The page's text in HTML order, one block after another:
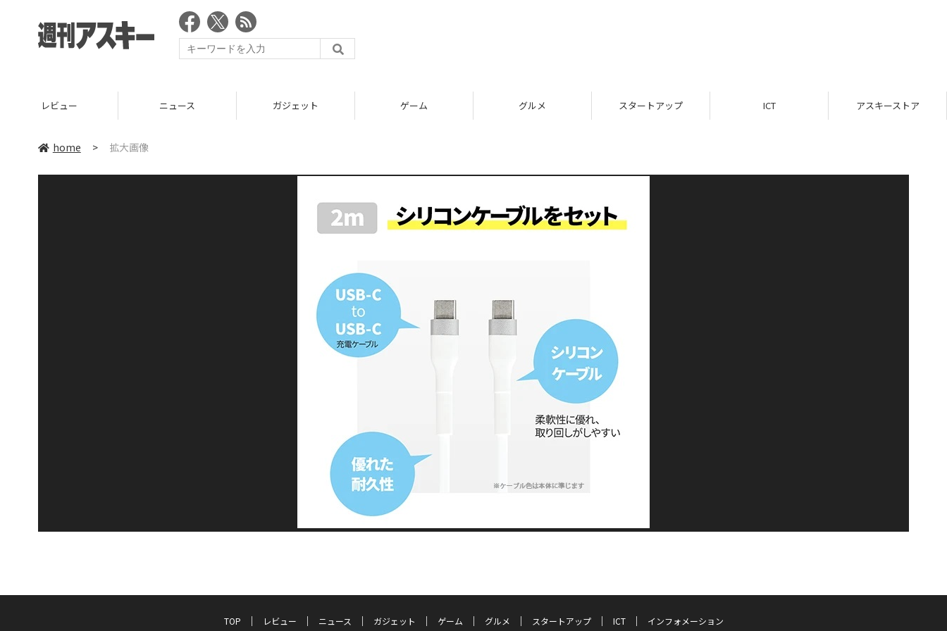
レビュー ニュース ガジェット ゲーム グルメ スタートアップ ICT アスキーストア
home > 拡大画像
TOP レビュー ニュース ガジェット ゲーム グルメ スタートアップ ICT インフォメーション